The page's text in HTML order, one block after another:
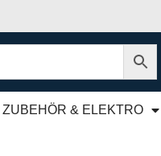
ZUBEHÖR & ELEKTRO